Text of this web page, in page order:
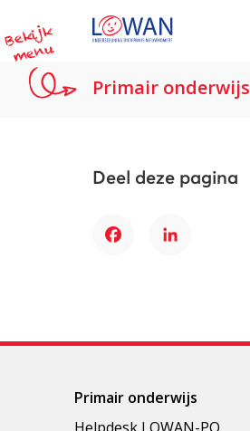
B
e
kij
k
m
e
n
u
Primair onderwijs
Deel deze pagina
FacebookLinkedIn
Primair onderwijs